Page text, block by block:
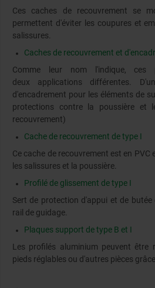
Ces caches de recouvrement se
permettent d'éviter les coupures et
salissures.
Caches de recouvrement et
Comme leur nom l'indique, ces
deux applications différentes.
d'encadrement pour les éléments de
protections contre la poussière et
recouvrement)
Cache de recouvrement de type I
Ce cache de recouvrement est en
les salissures et la poussière.
Profilé de glissement de type I
Sert de protection d'appui et de
rail de guidage.
Plaques support de type B et I
Les profilés aluminium peuvent être
pieds réglables ou d'autres pièces